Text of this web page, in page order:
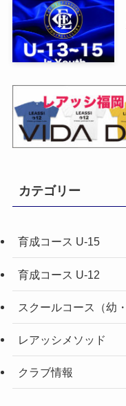
カテゴリー
育成コース U-15
育成コース U-12
スクールコース（幼
レアッシメソッド
クラブ情報